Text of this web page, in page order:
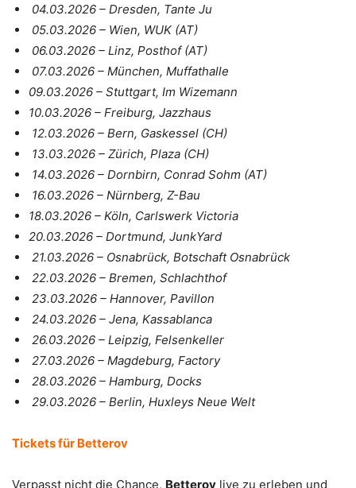
04.03.2026 – Dresden, Tante Ju
05.03.2026 – Wien, WUK (AT)
06.03.2026 – Linz, Posthof (AT)
07.03.2026 – München, Muffathalle
09.03.2026 – Stuttgart, Im Wizemann
10.03.2026 – Freiburg, Jazzhaus
12.03.2026 – Bern, Gaskessel (CH)
13.03.2026 – Zürich, Plaza (CH)
14.03.2026 – Dornbirn, Conrad Sohm (AT)
16.03.2026 – Nürnberg, Z-Bau
18.03.2026 – Köln, Carlswerk Victoria
20.03.2026 – Dortmund, JunkYard
21.03.2026 – Osnabrück, Botschaft Osnabrück
22.03.2026 – Bremen, Schlachthof
23.03.2026 – Hannover, Pavillon
24.03.2026 – Jena, Kassablanca
26.03.2026 – Leipzig, Felsenkeller
27.03.2026 – Magdeburg, Factory
28.03.2026 – Hamburg, Docks
29.03.2026 – Berlin, Huxleys Neue Welt
Tickets für Betterov
Verpasst nicht die Chance, Betterov live zu erleben und